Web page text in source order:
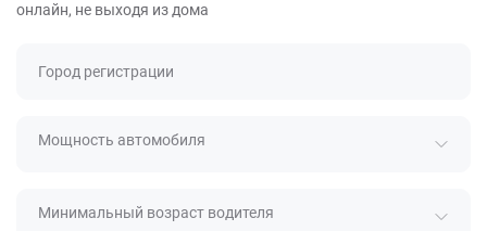
онлайн, не выходя из дома
Город регистрации
Мощность автомобиля
Минимальный возраст водителя